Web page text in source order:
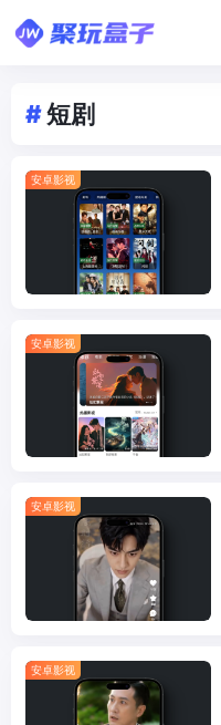
#短剧
安卓影视
安卓影视
安卓影视
安卓影视